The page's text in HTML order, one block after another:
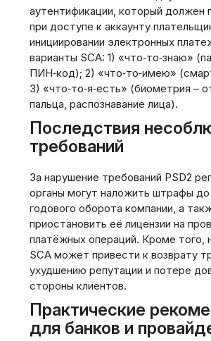
аутентификации, который должен
при доступе к аккаунту
инициировании электронных
варианты SCA: 1) «что‑то‑знаю»
ПИН‑код); 2) «что‑то‑имею»
3) «что‑то‑я‑есть» (биометрия –
пальца, распознавание лица).
Последствия
требований
За нарушение требований PSD2
органы могут наложить штрафы до
годового оборота компании, а
приостановить её лицензии на
платёжных операций. Кроме того,
SCA может привести к возврату
ухудшению репутации и потере
стороны клиентов.
Практические
для банков и